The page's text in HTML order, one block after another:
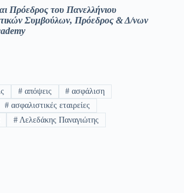
Πρόεδρος του Πανελλήνιου
Συμβούλων, Πρόεδρος & Δ/νων
#απόψεις # ασφάλιση
#ασφαλιστικές εταιρείες
#Λελεδάκης Παναγιώτης